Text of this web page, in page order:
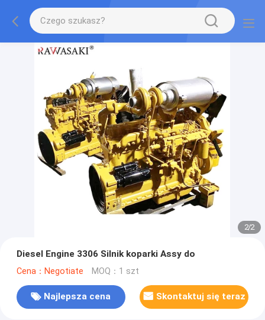
2/2
Diesel Engine 3306 Silnik koparki Assy do
Cena：Negotiate MOQ：1 szt
Najlepsza cena Skontaktuj się teraz